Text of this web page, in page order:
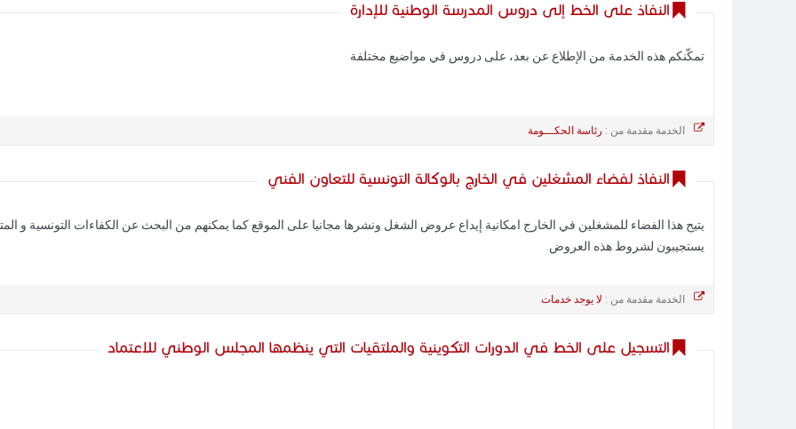
النفاذ على الخط إلى دروس المدرسة الوطنية للإدارة
تمكّنكم هذه الخدمة من الإطلاع عن بعد، على دروس في مواضيع مختلفة
الخدمة مقدمة من : رئاسة الحكـــومة
النفاذ لفضاء المشغلين في الخارج بالوكالة التونسية للتعاون الفني
يتيح هذا الفضاء للمشغلين في الخارج امكانية إيداع عروض الشغل ونشرها مجانيا على الموقع كما يمكنهم من البحث عن الكفاءات التونسية و
يستجيبون لشروط هذه العروض.
الخدمة مقدمة من : لا يوجد خدمات
التسجيل على الخط في الدورات التكوينية والملتقيات التي ينظمها المجلس الوطني للاعتماد